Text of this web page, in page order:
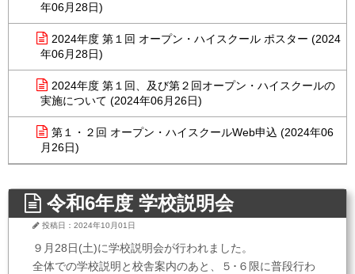
年06月28日)
2024年度 第１回 オープン・ハイスクール ポスター (2024
年06月28日)
2024年度 第１回、及び第２回オープン・ハイスクールの
実施について (2024年06月26日)
第１・２回 オープン・ハイスクールWeb申込 (2024年06
月26日)
令和6年度 学校説明会
投稿日：2024年10月01日
９月28日(土)に学校説明会が行われました。
全体での学校説明と校舎案内のあと、５･６限に普段行わ